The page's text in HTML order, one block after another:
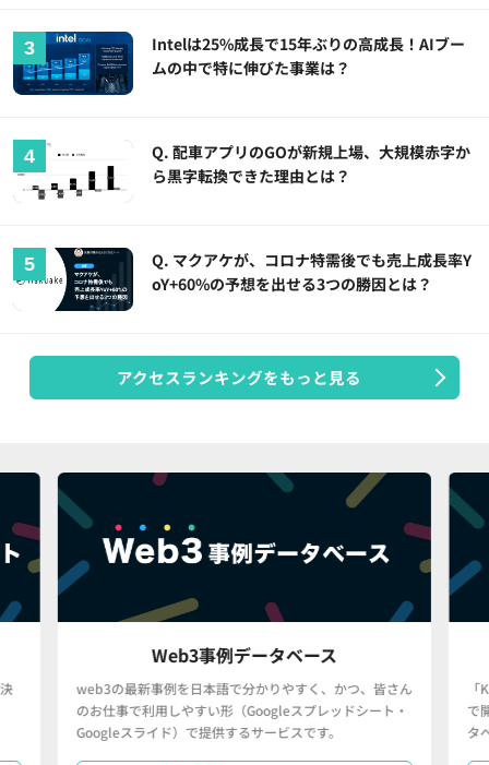
Intelは25%成長で15年ぶりの高成長！AIブー
ムの中で特に伸びた事業は？
Q. 配車アプリのGOが新規上場、大規模赤字か
ら黒字転換できた理由とは？
Q. マクアケが、コロナ特需後でも売上成長率Y
oY+60%の予想を出せる3つの勝因とは？
アクセスランキングをもっと見る
Web3事例データベース
web3の最新事例を日本語で分かりやすく、かつ、皆さん
のお仕事で利用しやすい形（Googleスプレッドシート・
Googleスライド）で提供するサービスです。
で
タ